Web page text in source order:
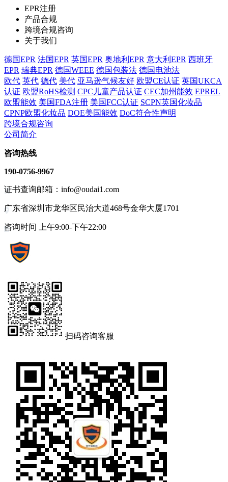
EPR注册
产品合规
跨境合规咨询
关于我们
德国EPR 法国EPR 英国EPR 奥地利EPR 意大利EPR 西班牙
EPR 瑞典EPR 德国WEEE 德国包装法 德国电池法
欧代 英代 德代 美代 亚马逊气候友好 欧盟CE认证 英国UKCA
认证 欧盟RoHS检测 CPC儿童产品认证 CEC加州能效 EPREL
欧盟能效 美国FDA注册 美国FCC认证 SCPN英国化妆品
CPNP欧盟化妆品 DOE美国能效 DoC符合性声明
跨境合规咨询
公司简介
咨询热线
190-0756-9967
证书查询邮箱：info@oudai1.com
广东省深圳市龙华区民治大道468号金华大厦1701
咨询时间 上午9:00-下午22:00
扫码咨询客服